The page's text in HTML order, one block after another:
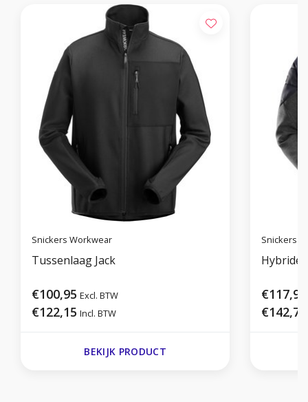
Snickers Workwear
Tussenlaag Jack
€100,95 Excl. BTW
€122,15 Incl. BTW
BEKIJK PRODUCT
Snickers
Hybride
€117,95
€142,72